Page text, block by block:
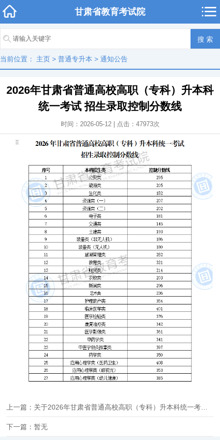
甘肃省教育考试院
当前位置： 主页 > 普通专升本 > 通知公告
2026年甘肃省普通高校高职（专科）升本科
统一考试 招生录取控制分数线
时间：2026-05-12 | 点击： 47973次
下一篇：暂无